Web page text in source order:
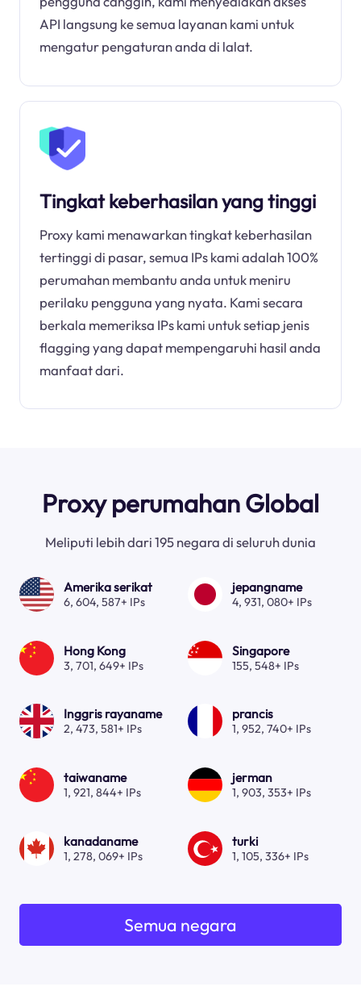
API langsung ke semua layanan kami untuk
mengatur pengaturan anda di lalat.
Tingkat keberhasilan yang tinggi
Proxy kami menawarkan tingkat keberhasilan
tertinggi di pasar, semua IPs kami adalah 100%
perumahan membantu anda untuk meniru
perilaku pengguna yang nyata. Kami secara
berkala memeriksa IPs kami untuk setiap jenis
flagging yang dapat mempengaruhi hasil anda
manfaat dari.
Proxy perumahan Global
Meliputi lebih dari 195 negara di seluruh dunia
Amerika serikat
6, 604, 587+ IPs
jepangname
4, 931, 080+ IPs
Hong Kong
3, 701, 649+ IPs
Singapore
155, 548+ IPs
Inggris rayaname
2, 473, 581+ IPs
prancis
1, 952, 740+ IPs
taiwaname
1, 921, 844+ IPs
jerman
1, 903, 353+ IPs
kanadaname
1, 278, 069+ IPs
turki
1, 105, 336+ IPs
Semua negara